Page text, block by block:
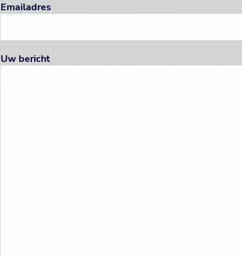
Emailadres
Uw bericht